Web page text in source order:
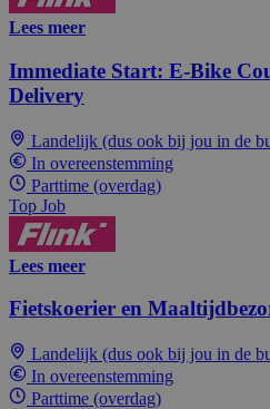
Lees meer
Immediate Start: E-Bike
Delivery
Landelijk (dus ook bij jou in de
In overeenstemming
Parttime (overdag)
Top Job
Lees meer
Fietskoerier en
Landelijk (dus ook bij jou in de
In overeenstemming
Parttime (overdag)